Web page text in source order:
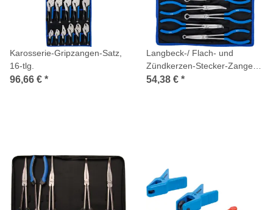
Karosserie-Gripzangen-Satz,
16-tlg.
96,66 € *
Langbeck-/ Flach- und
Zündkerzen-Stecker-Zangen-
Satz, extra lang, 9-tlg.
54,38 € *